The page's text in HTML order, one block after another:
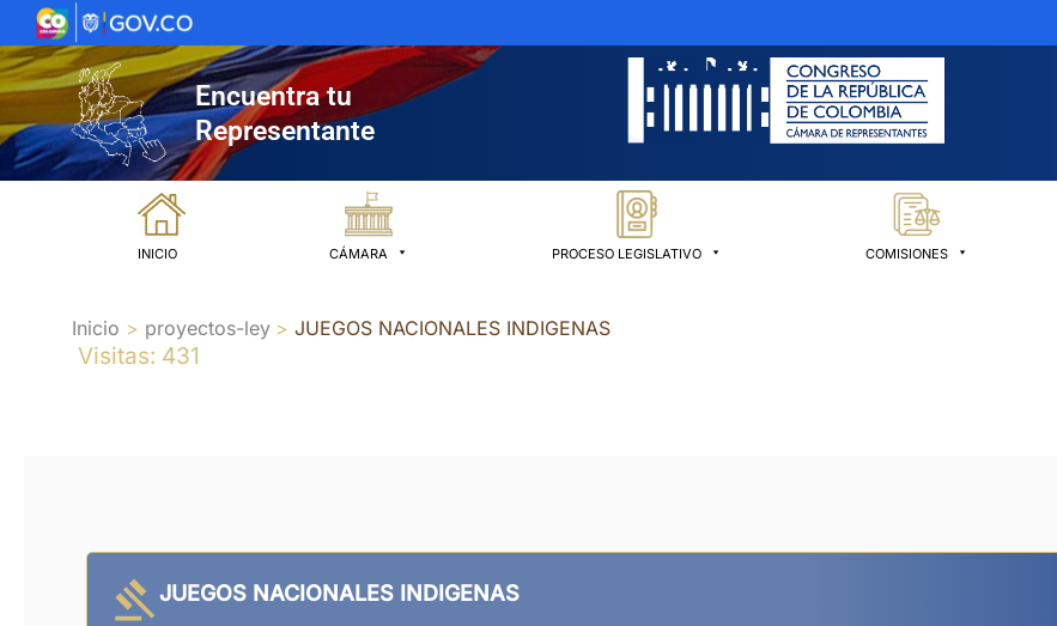
al
contenido
Encuentra tu
Representante
INICIO CÁMARA PROCESO LEGISLATIVO COMISIONES
Inicio proyectos-ley JUEGOS NACIONALES INDIGENAS
Visitas: 431
JUEGOS NACIONALES INDIGENAS